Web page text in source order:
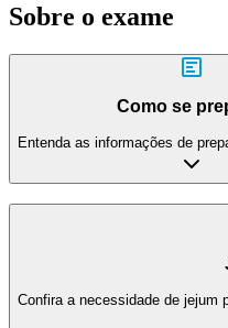
Sobre o exame
Como se
Entenda as informações de
Confira a necessidade de jejum